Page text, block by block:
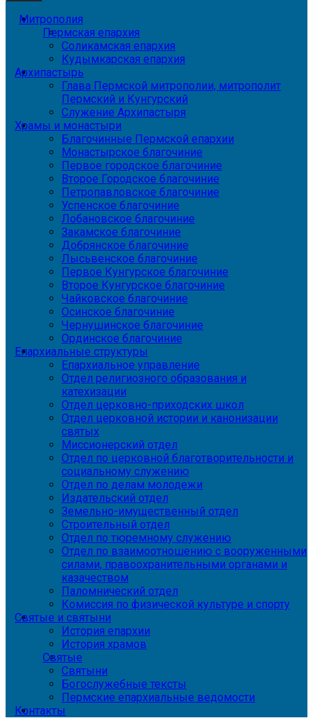
Митрополия
Пермская епархия
Соликамская епархия
Кудымкарская епархия
Архипастырь
Глава Пермской митрополии, митрополит
Пермский и Кунгурский
Служение Архипастыря
Храмы и монастыри
Благочинные Пермской епархии
Монастырское благочиние
Первое городское благочиние
Второе Городское благочиние
Петропавловское благочиние
Успенское благочиние
Лобановское благочиние
Закамское благочиние
Добрянское благочиние
Лысьвенское благочиние
Первое Кунгурское благочиние
Второе Кунгурское благочиние
Чайковское благочиние
Осинское благочиние
Чернушинское благочиние
Ординское благочиние
Епархиальные структуры
Епархиальное управление
Отдел религиозного образования и
катехизации
Отдел церковно-приходских школ
Отдел церковной истории и канонизации
святых
Миссионерский отдел
Отдел по церковной благотворительности и
социальному служению
Отдел по делам молодежи
Издательский отдел
Земельно-имущественный отдел
Строительный отдел
Отдел по тюремному служению
Отдел по взаимоотношению с вооруженными
силами, правоохранительными органами и
казачеством
Паломнический отдел
Комиссия по физической культуре и спорту
Святые и святыни
История епархии
История храмов
Святые
Святыни
Богослужебные тексты
Пермские епархиальные ведомости
Контакты